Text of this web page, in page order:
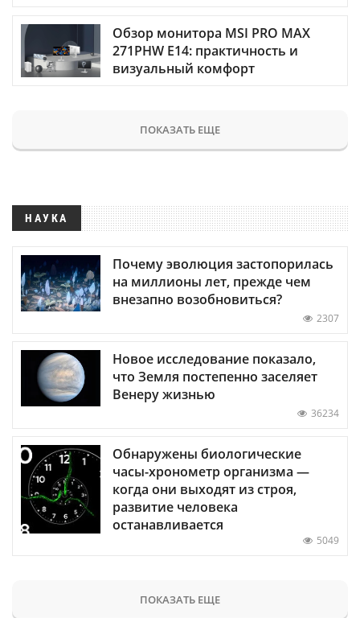
Обзор монитора MSI PRO MAX
271PHW E14: практичность и
визуальный комфорт
ПОКАЗАТЬ ЕЩЕ
НАУКА
Почему эволюция застопорилась
на миллионы лет, прежде чем
внезапно возобновиться?
2307
Новое исследование показало,
что Земля постепенно заселяет
Венеру жизнью
36234
Обнаружены биологические
часы-хронометр организма —
когда они выходят из строя,
развитие человека
останавливается
5049
ПОКАЗАТЬ ЕЩЕ